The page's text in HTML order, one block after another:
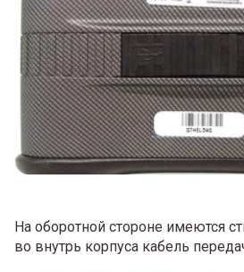
На оборотной стороне имеются
во внутрь корпуса кабель